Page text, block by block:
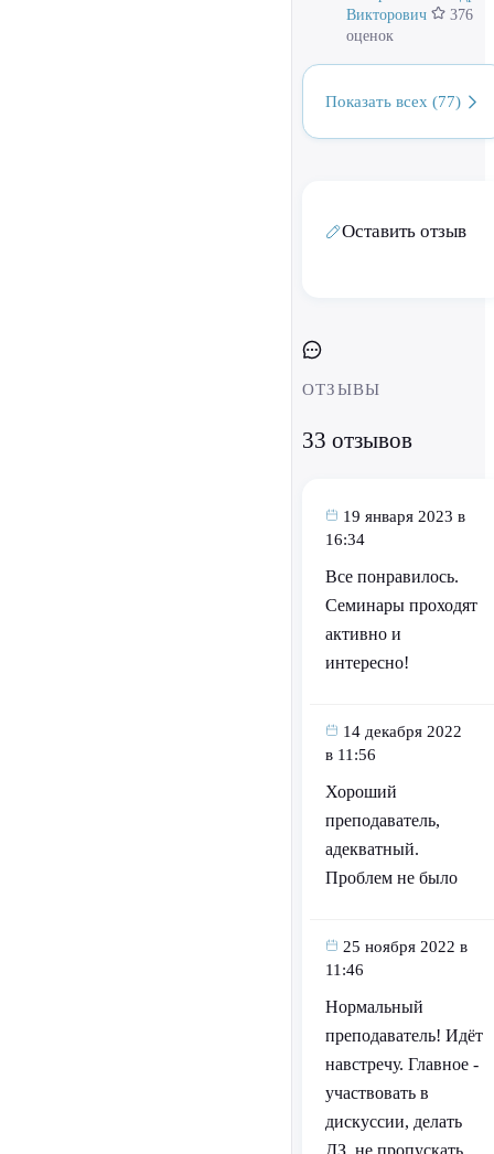
Викторович
376
оценок
Показать всех (77)
Оставить отзыв
ОТЗЫВЫ
33 отзывов
19 января 2023 в
16:34
Все понравилось.
Семинары проходят
активно и
интересно!
14 декабря 2022
в 11:56
Хороший
преподаватель,
адекватный.
Проблем не было
25 ноября 2022 в
11:46
Нормальный
преподаватель! Идёт
навстречу. Главное -
участвовать в
дискуссии, делать
ДЗ, не пропускать